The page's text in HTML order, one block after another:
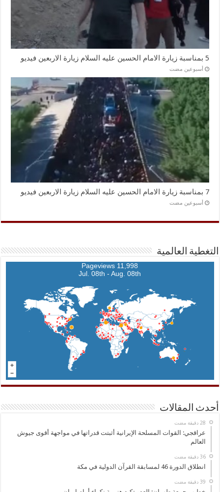
5 بمناسبة زيارة الامام الحسين عليه السلام زيارة الاربعين فيديو
‏أسبوعين مضت
7 بمناسبة زيارة الامام الحسين عليه السلام زيارة الاربعين فيديو
‏أسبوعين مضت
التغطية العالمية
11,998 Pageviews
Jul. 08th - Aug. 08th
أحدث المقالات
عراقجي: القوات المسلحة الإيرانية أثبتت قدراتها في مواجهة أقوى جيوش
العالم
‏36 دقيقة مضت
انطلاق الدورة 46 لمسابقة القرآن الدولية في مكة